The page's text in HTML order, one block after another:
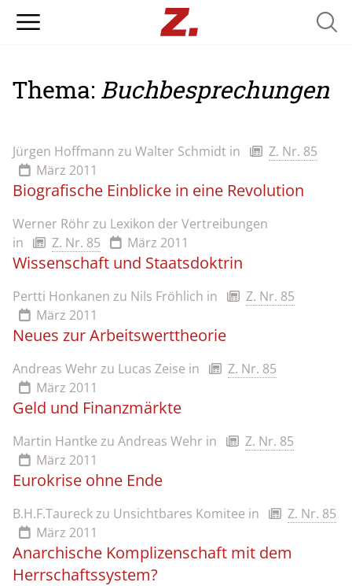
Thema: Buchbesprechungen
Jürgen Hoffmann zu Walter Schmidt in
Z. Nr. 85
März 2011
Biografische Einblicke in eine Revolution
Werner Röhr zu Lexikon der Vertreibungen
in
Z. Nr. 85 März 2011
Wissenschaft und Staatsdoktrin
Pertti Honkanen zu Nils Fröhlich in
Z. Nr. 85
März 2011
Neues zur Arbeitswerttheorie
Andreas Wehr zu Lucas Zeise in
Z. Nr. 85
März 2011
Geld und Finanzmärkte
Martin Hantke zu Andreas Wehr in
Z. Nr. 85
März 2011
Eurokrise ohne Ende
B.H.F.Taureck zu Unsichtbares Komitee in
Z. Nr. 85
März 2011
Anarchische Komplizenschaft mit dem
Herrschaftssystem?